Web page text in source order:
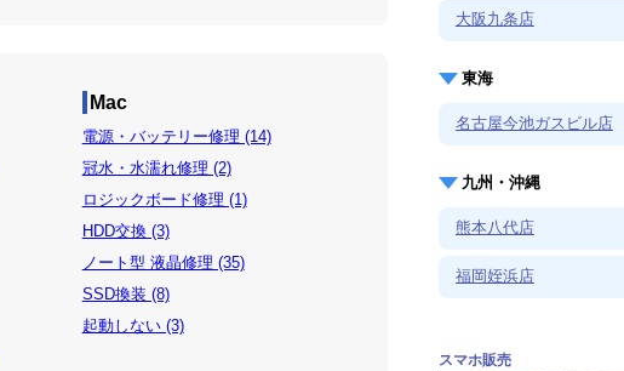
Mac
電源・バッテリー修理 (14)
冠水・水濡れ修理 (2)
ロジックボード修理 (1)
HDD交換 (3)
ノート型 液晶修理 (35)
SSD換装 (8)
起動しない (3)
大阪九条店
東海
名古屋今池ガスビル店
九州・沖縄
熊本八代店
福岡姪浜店
スマホ販売